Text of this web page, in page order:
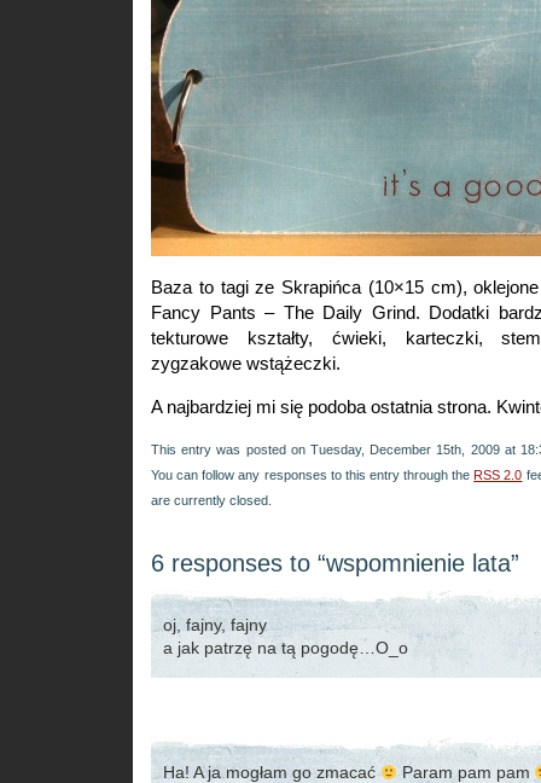
Baza to tagi ze Skrapińca (10×15 cm),
Fancy Pants – The Daily Grind. Dodatki
tekturowe kształty, ćwieki, karteczki,
zygzakowe wstążeczki.
A najbardziej mi się podoba ostatnia strona.
This entry was posted on Tuesday, December 15th, 2009 at
You can follow any responses to this entry through the RSS 2.0
are currently closed.
6 responses to “wspomnienie lata”
oj, fajny, fajny
a jak patrzę na tą pogodę…O_o
Ha! A ja mogłam go zmacać Param pam pam